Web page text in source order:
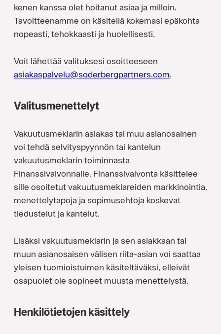
kenen kanssa olet hoitanut asiaa ja milloin.
Tavoitteenamme on käsitellä kokemasi epäkohta
nopeasti, tehokkaasti ja huolellisesti.
Voit lähettää valituksesi osoitteeseen
asiakaspalvelu@soderbergpartners.com.
Valitusmenettelyt
Vakuutusmeklarin asiakas tai muu asianosainen
voi tehdä selvityspyynnön tai kantelun
vakuutusmeklarin toiminnasta
Finanssivalvonnalle. Finanssivalvonta käsittelee
sille osoitetut vakuutusmeklareiden markkinointia,
menettelytapoja ja sopimusehtoja koskevat
tiedustelut ja kantelut.
Lisäksi vakuutusmeklarin ja sen asiakkaan tai
muun asianosaisen välisen riita-asian voi saattaa
yleisen tuomioistuimen käsiteltäväksi, elleivät
osapuolet ole sopineet muusta menettelystä.
Henkilötietojen käsittely